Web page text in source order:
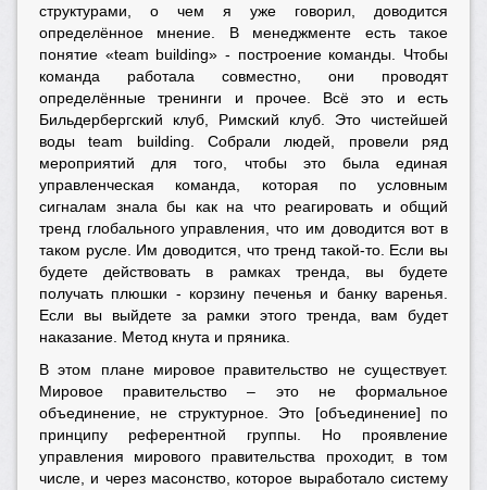
структурами, о чем я уже говорил, доводится
определённое мнение. В менеджменте есть такое
понятие «team building» - построение команды. Чтобы
команда работала совместно, они проводят
определённые тренинги и прочее. Всё это и есть
Бильдербергский клуб, Римский клуб. Это чистейшей
воды team building. Собрали людей, провели ряд
мероприятий для того, чтобы это была единая
управленческая команда, которая по условным
сигналам знала бы как на что реагировать и общий
тренд глобального управления, что им доводится вот в
таком русле. Им доводится, что тренд такой-то. Если вы
будете действовать в рамках тренда, вы будете
получать плюшки - корзину печенья и банку варенья.
Если вы выйдете за рамки этого тренда, вам будет
наказание. Метод кнута и пряника.
В этом плане мировое правительство не существует.
Мировое правительство – это не формальное
объединение, не структурное. Это [объединение] по
принципу референтной группы. Но проявление
управления мирового правительства проходит, в том
числе, и через масонство, которое выработало систему